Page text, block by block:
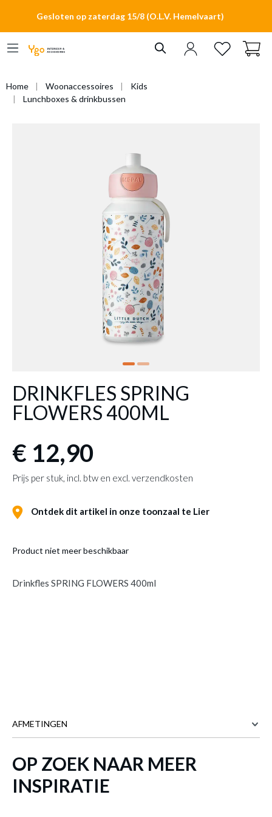
Gesloten op zaterdag 15/8 (O.L.V. Hemelvaart)
Home Woonaccessoires
Kids
Lunchboxes & drinkbussen
DRINKFLES SPRING
FLOWERS 400ML
€ 12,90
Prijs per stuk, incl. btw en excl. verzendkosten
Ontdek dit artikel in onze toonzaal te Lier
Product niet meer beschikbaar
Drinkfles SPRING FLOWERS 400ml
AFMETINGEN
BREEDTE 7.4 cm
HOOGTE
OP ZOEK NAAR MEER
INSPIRATIE